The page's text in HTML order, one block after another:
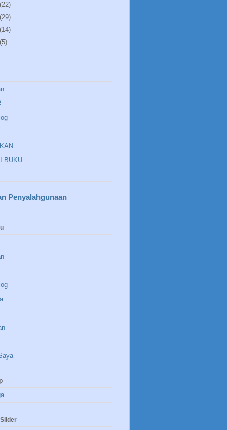
(22)
(29)
(14)
(5)
BUKU
Penyalahgunaan